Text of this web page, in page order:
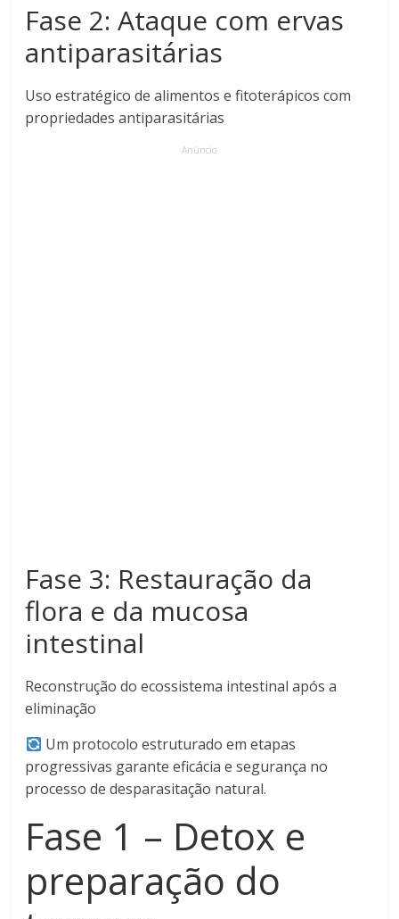
Fase 2: Ataque com ervas
antiparasitárias
Uso estratégico de alimentos e fitoterápicos com
propriedades antiparasitárias
Anúncio
Fase 3: Restauração da
flora e da mucosa
intestinal
Reconstrução do ecossistema intestinal após a
eliminação
Um protocolo estruturado em etapas
progressivas garante eficácia e segurança no
processo de desparasitação natural.
Fase 1 – Detox e
preparação do